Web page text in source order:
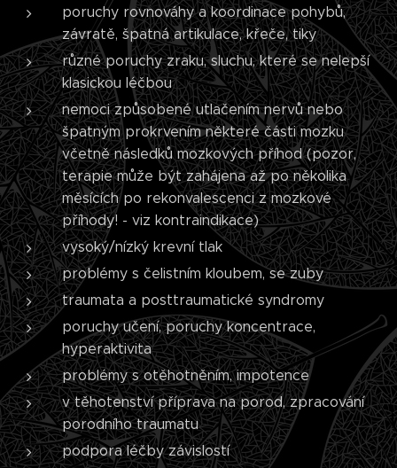
poruchy rovnováhy a koordinace pohybů,
závratě, špatná artikulace, křeče, tiky
různé poruchy zraku, sluchu, které se nelepší
klasickou léčbou
nemoci způsobené utlačením nervů nebo
špatným prokrvením některé části mozku
včetně následků mozkových příhod (pozor,
terapie může být zahájena až po několika
měsících po rekonvalescenci z mozkové
příhody! - viz kontraindikace)
vysoký/nízký krevní tlak
problémy s čelistním kloubem, se zuby
traumata a posttraumatické syndromy
poruchy učení, poruchy koncentrace,
hyperaktivita
problémy s otěhotněním, impotence
v těhotenství příprava na porod, zpracování
porodního traumatu
podpora léčby závislostí